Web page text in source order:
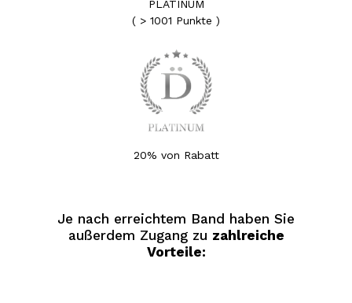
PLATINUM
( > 1001 Punkte )
20% von Rabatt
Je nach erreichtem Band haben Sie
außerdem Zugang zu zahlreiche
Vorteile: